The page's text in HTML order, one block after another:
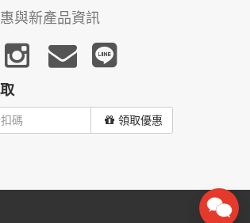
與新產品資訊
領取優惠